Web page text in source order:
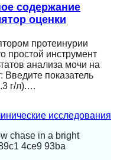
содержание
оценки
протеинурии
простой инструмент
анализа мочи на
Введите показатель
г/л).…
исследования